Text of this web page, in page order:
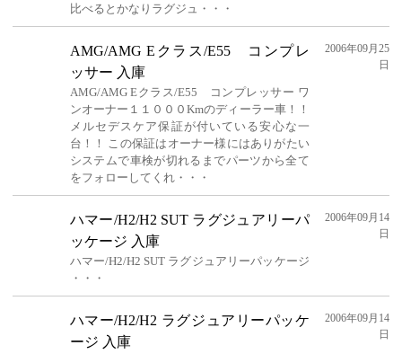
比べるとかなりラグジュ・・・
AMG/AMG Eクラス/E55 コンプレ
ッサー 入庫
AMG/AMG Eクラス/E55 コンプレッサー ワ
ンオーナー１１０００Kmのディーラー車！！
メルセデスケア保証が付いている安心な一
台！！ この保証はオーナー様にはありがたい
システムで車検が切れるまでパーツから全て
をフォローしてくれ・・・
2006年09月25
日
ハマー/H2/H2 SUT ラグジュアリーパ
ッケージ 入庫
ハマー/H2/H2 SUT ラグジュアリーパッケージ
・・・
2006年09月14
日
ハマー/H2/H2 ラグジュアリーパッケ
ージ 入庫
2006年09月14
日